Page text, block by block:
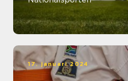
17. januari 2024